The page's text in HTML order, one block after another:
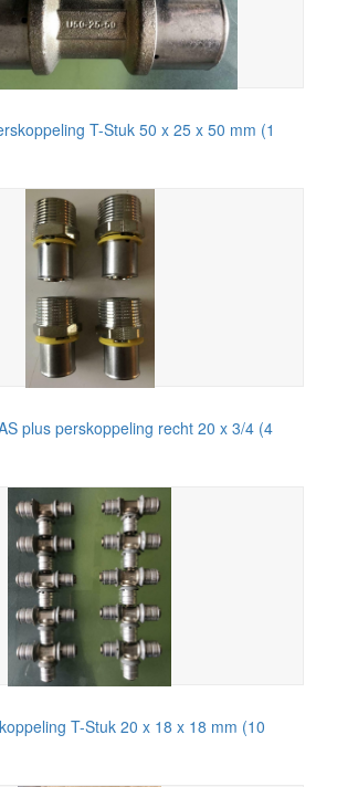
T-Stuk 50 x 25 x 50 mm (1
plus perskoppeling recht 20 x 3/4 (4
T-Stuk 20 x 18 x 18 mm (10